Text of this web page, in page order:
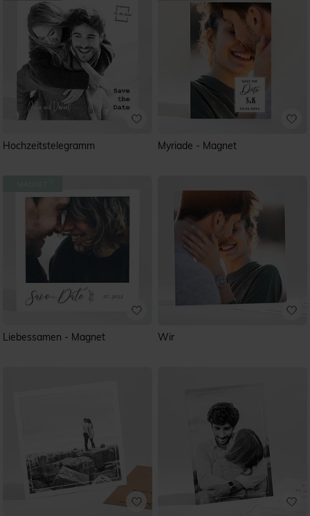
Hochzeitstelegramm Myriade - Magnet
Liebessamen - Magnet Wir